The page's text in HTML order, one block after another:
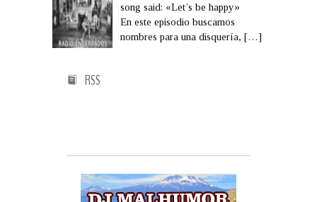
song said: «Let’s be happy»
En este episodio buscamos
nombres para una disquería,[…]
RSS